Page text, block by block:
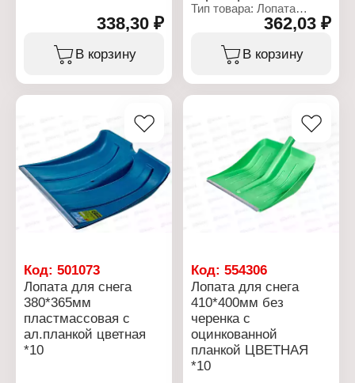
воздействиям и низким
температурам. Угол
наклона ковша лопаты
спроектирован с
максимальное удобство
при работе. Ребра
собирать и удерживать
большое количество
снега, а оцинкованная
полоса надёжно
защищает
пластмассовые края
лопаты.
Артикул: С651
Тип товара: Лопата
Название: "Форза"
Назначение: для снега
Размер: 446x382x196 мм
338,30 ₽
В корзину
Тип товара: Лопата
Назначение: для уборки
Размер ковша: 360х380
Особенность: черенок
отдельно для
самостоятельной сборки
362,03 ₽
В корзину
Код: 501073
Лопата для снега
380*365мм
пластмассовая с
ал.планкой цветная
*10
Код:554306
Лопата для снега
410*400мм без
черенка с
оцинкованной
планкой ЦВЕТНАЯ
*10